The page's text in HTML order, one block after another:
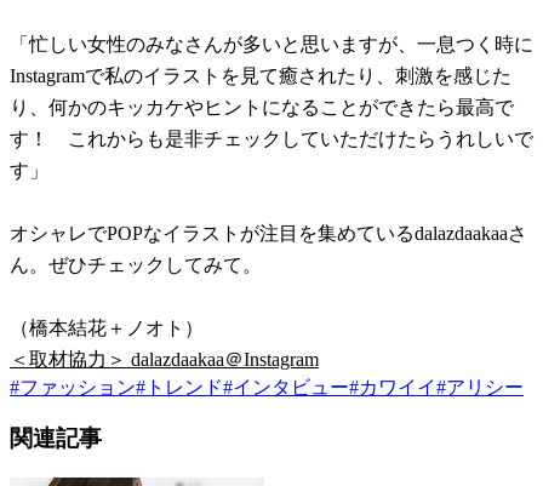
「忙しい女性のみなさんが多いと思いますが、一息つく時に
Instagramで私のイラストを見て癒されたり、刺激を感じた
り、何かのキッカケやヒントになることができたら最高で
す！ これからも是非チェックしていただけたらうれしいで
す」
オシャレでPOPなイラストが注目を集めているdalazdaakaaさ
ん。ぜひチェックしてみて。
（橋本結花＋ノオト）
＜取材協力＞ dalazdaakaa＠Instagram
#ファッション# トレンド#インタビュー#カワイイ#アリシー
関連記事